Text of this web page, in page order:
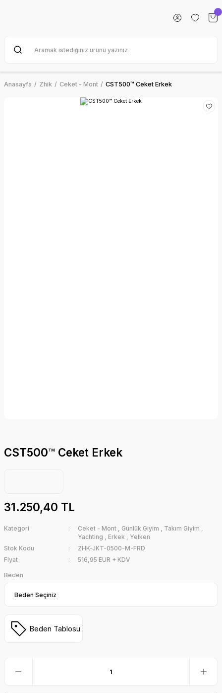
Anasayfa Zhik Ceket - Mont CST500™ Ceket Erkek
CST500™ Ceket Erkek
31.250,40 TL
Kategori Ceket - Mont , Günlük Giyim , Takım Giyim ,
Yachting , Erkek , Yelken
Stok Kodu
ZHK-JKT-0500-M-FRD
Fiyat
516,95 EUR + KDV
Beden
Beden Tablosu